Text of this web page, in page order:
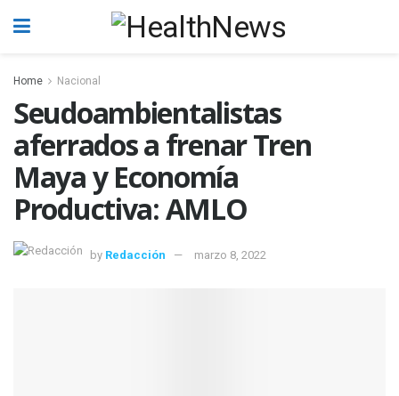
Home Nacional
Seudoambientalistas
aferrados a frenar Tren
Maya y Economía
Productiva: AMLO
by Redacción marzo 8, 2022